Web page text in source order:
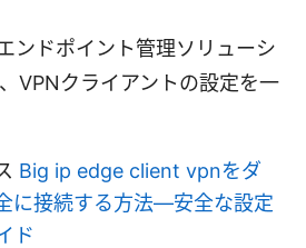
ンドポイント管理ソリューシ
VPNクライアントの設定を一
Big ip edge client vpnをダ
に接続する方法—安全な設定
ド